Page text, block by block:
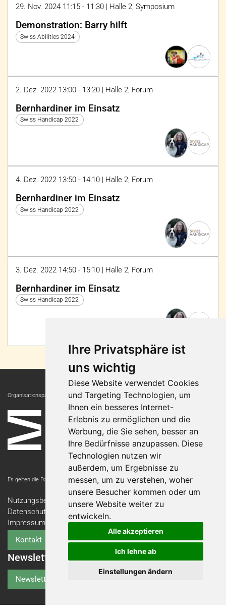
Ihre Privatsphäre ist
uns wichtig
Diese Website verwendet Cookies
und Targeting Technologien, um
Ihnen ein besseres Internet-
Erlebnis zu ermöglichen und die
Werbung, die Sie sehen, besser an
Ihre Bedürfnisse anzupassen. Diese
Technologien nutzen wir
außerdem, um Ergebnisse zu
messen, um zu verstehen, woher
unsere Besucher kommen oder um
unsere Website weiter zu
entwickeln.
Alle akzeptieren
Ich lehne ab
Einstellungen ändern
29. Nov. 2024 11:15 - 11:30 | Halle 2, Symposium
Demonstration: Barry hilft
Swiss Abilities 2024
2. Dez. 2022 13:00 - 13:20 | Halle 2, Forum
Bernhardiner im Einsatz
Swiss Handicap 2022
4. Dez. 2022 13:50 - 14:10 | Halle 2, Forum
Bernhardiner im Einsatz
Swiss Handicap 2022
3. Dez. 2022 14:50 - 15:10 | Halle 2, Forum
Bernhardiner im Einsatz
Swiss Handicap 2022
Organisationspartnerin:
Es gelten die Datenschutzbestimmungen der Messe Luzern AG.
Nutzungsbedingungen
Datenschutzerklärung
Impressum
Kontakt
Newsletter
Newsletter-Anmeldung